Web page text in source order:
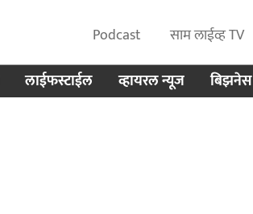
Podcast साम लाईव्ह TV
लाईफस्टाईल व्हायरल न्यूज बिझनेस